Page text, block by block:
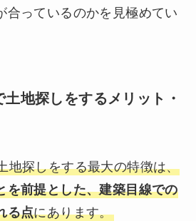
合っているのかを見極めてい
地探しをするメリット・
地探しをする最大の特徴は、
を前提とした、建築目線での
る点にあります。